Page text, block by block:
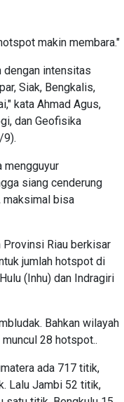
makin membara."
dengan intensitas
Siak, Bengkalis,
kata Ahmad Agus,
dan Geofisika
9).
mengguyur
siang cenderung
maksimal bisa
Provinsi Riau berkisar
jumlah hotspot di
(Inhu) dan Indragiri
Bahkan wilayah
28 hotspot..
ada 717 titik,
Lalu Jambi 52 titik,